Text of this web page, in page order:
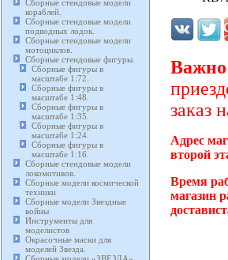
Сборные стендовые модели
кораблей.
Сборные стендовые модели
подводных лодок.
Сборные стендовые модели
мотоциклов.
Сборные стендовые фигуры.
Сборные фигуры в
масштабе 1:72.
Сборные фигуры в
масштабе 1:48.
Сборные фигуры в
масштабе 1:35.
Сборные фигуры в
масштабе 1:24.
Сборные фигуры в
масштабе 1:16.
Сборные стендовые модели
локомотивов.
Сборные модели космической
техники
Сборные модели Звездные
войны
Инструменты для
моделистов
Окрасочные маски для
моделей Звезда.
заказ
Адрес
второй
Время
магазин